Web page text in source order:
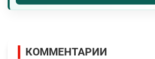
КОММЕНТАРИИ